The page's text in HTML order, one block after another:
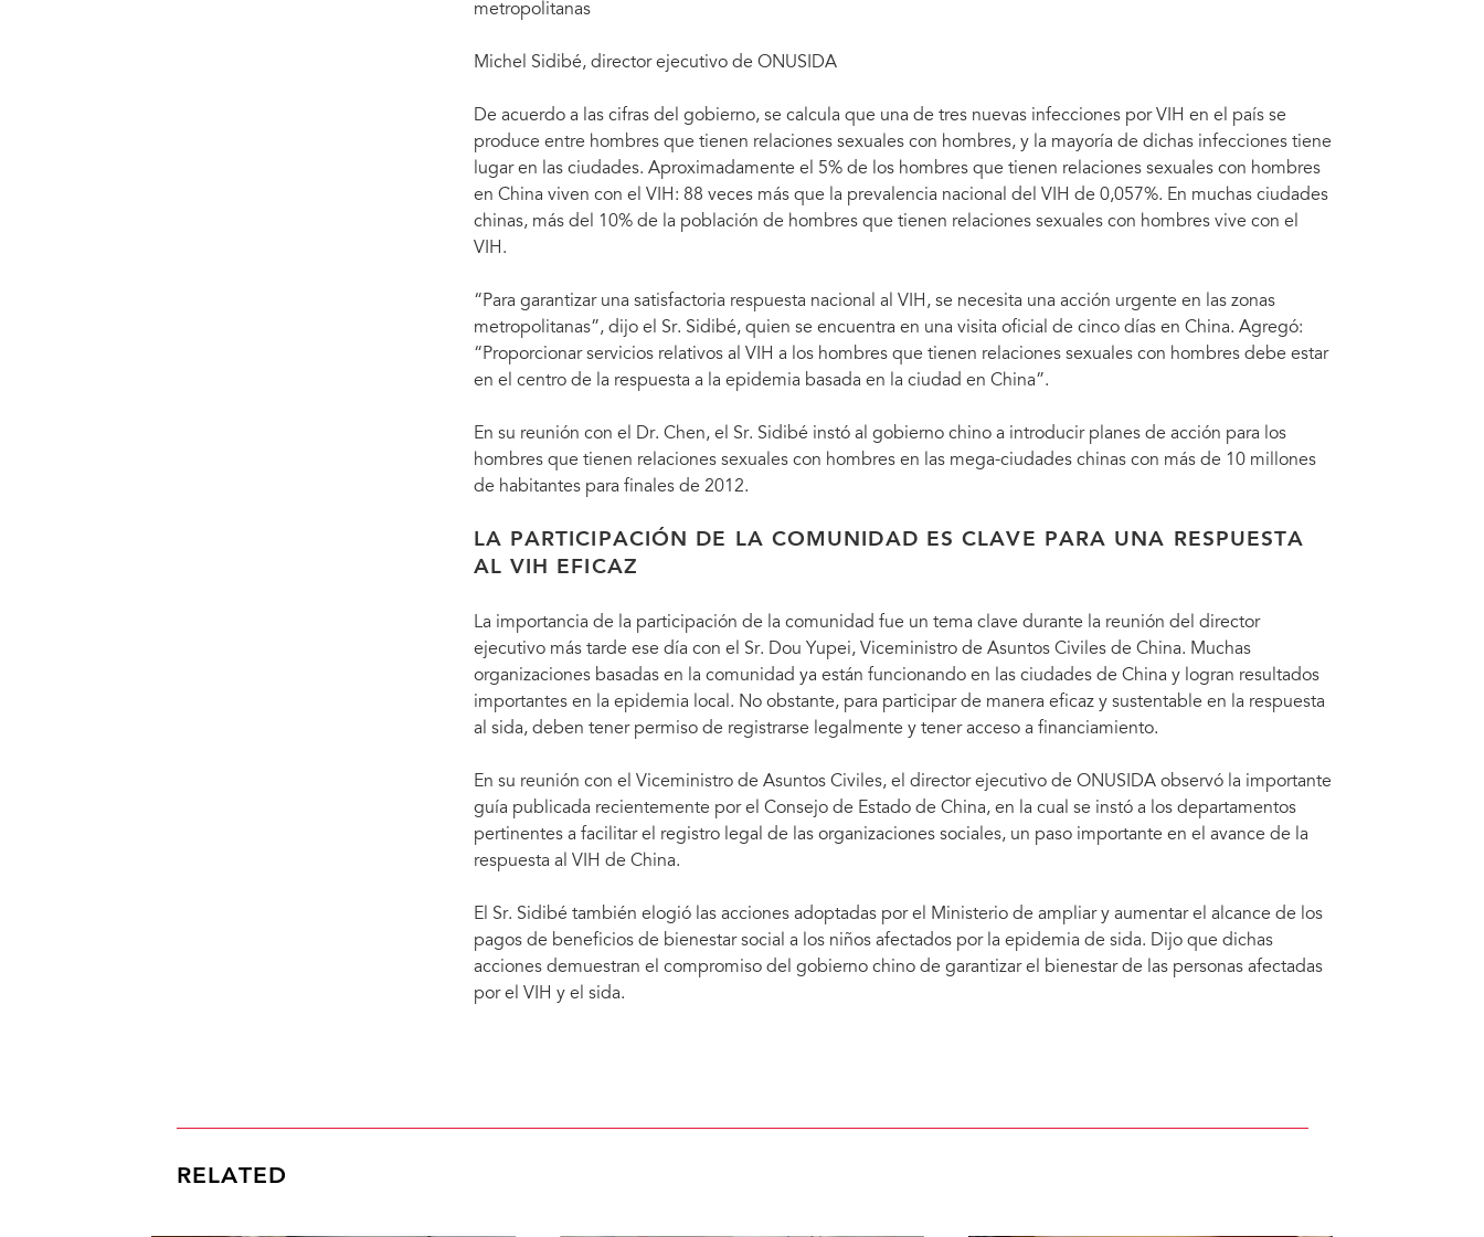
metropolitanas
Michel Sidibé, director ejecutivo de ONUSIDA
De acuerdo a las cifras del gobierno, se calcula que una de tres nuevas infecciones por VIH en el país se
produce entre hombres que tienen relaciones sexuales con hombres, y la mayoría de dichas infecciones tiene
lugar en las ciudades. Aproximadamente el 5% de los hombres que tienen relaciones sexuales con hombres
en China viven con el VIH: 88 veces más que la prevalencia nacional del VIH de 0,057%. En muchas ciudades
chinas, más del 10% de la población de hombres que tienen relaciones sexuales con hombres vive con el
VIH.
“Para garantizar una satisfactoria respuesta nacional al VIH, se necesita una acción urgente en las zonas
metropolitanas”, dijo el Sr. Sidibé, quien se encuentra en una visita oficial de cinco días en China. Agregó:
“Proporcionar servicios relativos al VIH a los hombres que tienen relaciones sexuales con hombres debe estar
en el centro de la respuesta a la epidemia basada en la ciudad en China”.
En su reunión con el Dr. Chen, el Sr. Sidibé instó al gobierno chino a introducir planes de acción para los
hombres que tienen relaciones sexuales con hombres en las mega-ciudades chinas con más de 10 millones
de habitantes para finales de 2012.
LA PARTICIPACIÓN DE LA COMUNIDAD ES CLAVE PARA UNA RESPUESTA
AL VIH EFICAZ
La importancia de la participación de la comunidad fue un tema clave durante la reunión del director
ejecutivo más tarde ese día con el Sr. Dou Yupei, Viceministro de Asuntos Civiles de China. Muchas
organizaciones basadas en la comunidad ya están funcionando en las ciudades de China y logran resultados
importantes en la epidemia local. No obstante, para participar de manera eficaz y sustentable en la respuesta
al sida, deben tener permiso de registrarse legalmente y tener acceso a financiamiento.
En su reunión con el Viceministro de Asuntos Civiles, el director ejecutivo de ONUSIDA observó la importante
guía publicada recientemente por el Consejo de Estado de China, en la cual se instó a los departamentos
pertinentes a facilitar el registro legal de las organizaciones sociales, un paso importante en el avance de la
respuesta al VIH de China.
El Sr. Sidibé también elogió las acciones adoptadas por el Ministerio de ampliar y aumentar el alcance de los
pagos de beneficios de bienestar social a los niños afectados por la epidemia de sida. Dijo que dichas
acciones demuestran el compromiso del gobierno chino de garantizar el bienestar de las personas afectadas
por el VIH y el sida.
RELATED